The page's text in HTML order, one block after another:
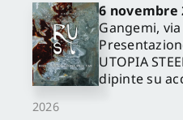
2026
6 novembre
Gangemi,
UTOPIA
dipinte su